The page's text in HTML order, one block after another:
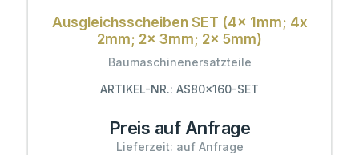
Ausgleichsscheiben SET (4x 1mm; 4x
2mm; 2x 3mm; 2x 5mm)
Baumaschinenersatzteile
ARTIKEL-NR.: AS80x160-SET
Preis auf Anfrage
Lieferzeit: auf Anfrage